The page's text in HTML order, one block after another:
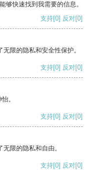
够快速找到我需要的信息。
支持[0] 反对[0]
限的隐私和安全性保护。
支持[0] 反对[0]
。
支持[0] 反对[0]
限的隐私和自由。
支持[0] 反对[0]